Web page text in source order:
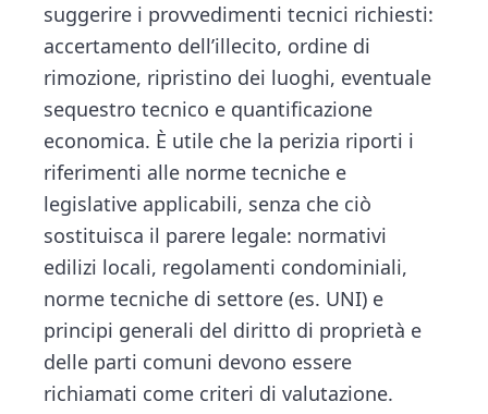
suggerire i provvedimenti tecnici richiesti:
accertamento dell’illecito, ordine di
rimozione, ripristino dei luoghi, eventuale
sequestro tecnico e quantificazione
economica. È utile che la perizia riporti i
riferimenti alle norme tecniche e
legislative applicabili, senza che ciò
sostituisca il parere legale: normativi
edilizi locali, regolamenti condominiali,
norme tecniche di settore (es. UNI) e
principi generali del diritto di proprietà e
delle parti comuni devono essere
richiamati come criteri di valutazione.